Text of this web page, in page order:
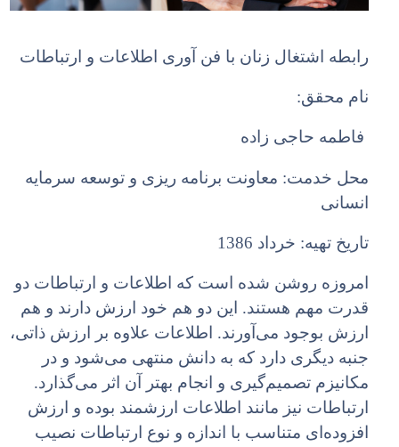
رابطه اشتغال زنان با فن آوری اطلاعات و ارتباطات
نام محقق:
فاطمه حاجی زاده
محل خدمت: معاونت برنامه ریزی و توسعه سرمایه
انسانی
تاریخ تهیه: خرداد 1386
امروزه روشن شده است که اطلاعات و ارتباطات دو
قدرت مهم هستند. این دو هم خود ارزش دارند و هم
ارزش بوجود می‌آورند. اطلاعات علاوه بر ارزش ذاتی،
جنبه دیگری دارد که به دانش منتهی می‌شود و در
مکانیزم تصمیم‌گیری و انجام بهتر آن اثر می‌گذارد.
ارتباطات نیز مانند اطلاعات ارزشمند بوده و ارزش
افزوده‌ای متناسب با اندازه و نوع ارتباطات نصیب